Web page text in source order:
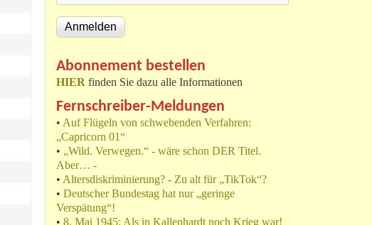
Abonnement bestellen
HIER finden Sie dazu alle Informationen
Fernschreiber-Meldungen
• Auf Flügeln von schwebenden Verfahren:
„Capricorn 01“
• „Wild. Verwegen.“ - wäre schon DER Titel.
Aber… -
• Altersdiskriminierung? - Zu alt für „TikTok“?
• Deutscher Bundestag hat nur „geringe
Verspätung“!
• 8. Mai 1945: Als in Kallenhardt noch Krieg war!